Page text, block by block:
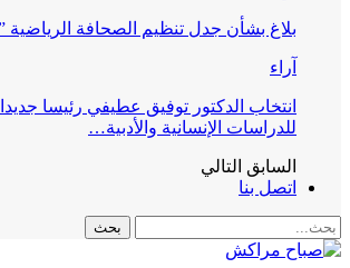
بلاغ بشأن جدل تنظيم الصحافة الرياضية ”
آراء
انتخاب الدكتور توفيق عطيفي رئيسا
للدراسات الإنسانية والأدبية…
السابق التالي
اتصل بنا